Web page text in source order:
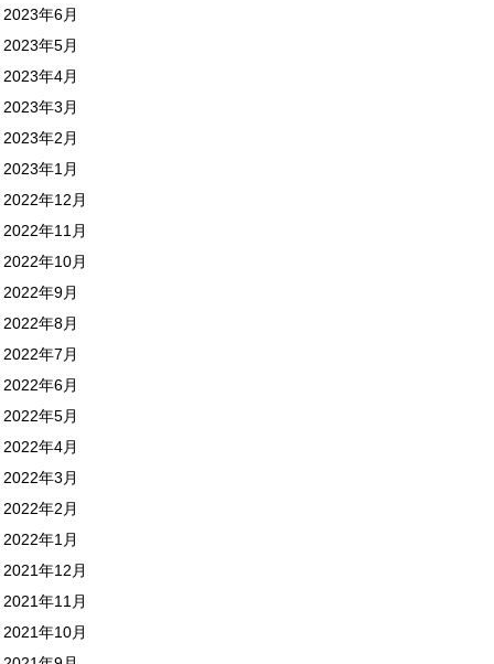
2023年6月
2023年5月
2023年4月
2023年3月
2023年2月
2023年1月
2022年12月
2022年11月
2022年10月
2022年9月
2022年8月
2022年7月
2022年6月
2022年5月
2022年4月
2022年3月
2022年2月
2022年1月
2021年12月
2021年11月
2021年10月